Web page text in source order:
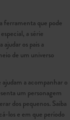
ferramenta que pode
a série
os pais a
de um universo
a acompanhar o
um personagem
dos pequenos. Saiba
los e em que período